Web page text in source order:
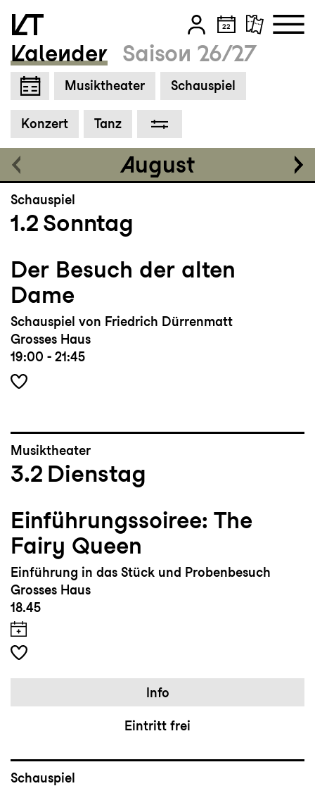
Zum Hauptinhalt springen
Zum Footer springen
Kalender Saison 26/27
Musiktheater Schauspiel
Konzert Tanz
August
Der Besuch der alten
Dame
Schauspiel von Friedrich Dürrenmatt
Grosses Haus
19:00 - 21:45
Schauspiel
1.2 Sonntag
Der Besuch der alten
Dame
Schauspiel von Friedrich Dürrenmatt
Grosses Haus
19:00 - 21:45
Musiktheater
3.2 Dienstag
Einführungssoiree: The
Fairy Queen
Einführung in das Stück und Probenbesuch
Grosses Haus
18.45
Info
Eintritt frei
Schauspiel